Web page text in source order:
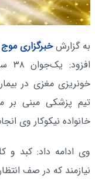
به گزارشخبرگزاری موج
خونریزی مغزی در
تیم پزشکی مبنی بر
خانواده نیکوکار وی
وی ادامه داد: کبد و
نیازمند که در صف